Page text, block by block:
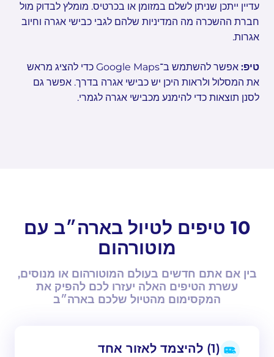
עדיין ייתכן שניתן לשלם במזומן או בכרטיס. מומלץ לבדוק מול
חברת ההשכרה מה המדיניות שלהם לגבי כבישי אגרה וחיוב
אגרות.
טיפ:
אפשר להשתמש ב־Google Maps כדי להציג מראש
את המסלול ולראות היכן יש כבישי אגרה בדרך. אפשר גם
לסנן תוצאות כדי להימנע מכבישי אגרה לגמרי.
10 טיפים לטיול בארה״ב עם
מוטורהום
בין אם אתם חדשים בעולם המוטורהום או מנוסים,
עשרת הטיפים האלה יעזרו לכם להפיק את
המקסימום מהטיול שלכם בארה״ב
(1) להיצמד לאזור אחד